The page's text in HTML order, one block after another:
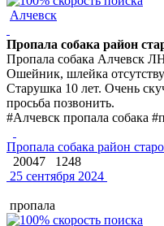
Алчевск
Пропала собака район
Пропала собака Алчевск
Ошейник, шлейка
Старушка 10 лет. Очень
просьба позвонить.
#Алчевск пропала собака
Пропала собака район
20047
1248
25 сентября 2024
пропала